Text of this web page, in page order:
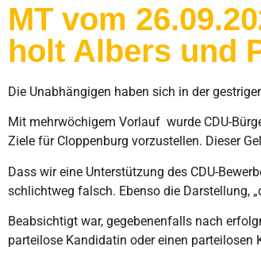
MT vom
holt Albers und
Die Unabhängigen haben sich in der
Mit mehrwöchigem Vorlauf wurde CDU-
Ziele für Cloppenburg vorzustellen. Dieser
Dass wir eine Unterstützung des CDU-
schlichtweg falsch. Ebenso die Darstellung,
Beabsichtigt war, gegebenenfalls nach
parteilose Kandidatin oder einen parteilosen